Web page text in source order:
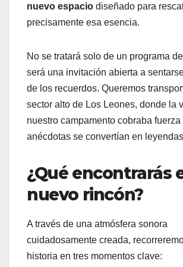
nuevo espacio diseñado para
precisamente esa esencia.
No se tratará solo de un programa
será una invitación abierta a
de los recuerdos. Queremos
sector alto de Los Leones, donde la
nuestro campamento cobraba fuerza
anécdotas se convertían en
¿Qué encontrarás
nuevo rincón?
A través de una atmósfera sonora
cuidadosamente creada,
historia en tres momentos clave: